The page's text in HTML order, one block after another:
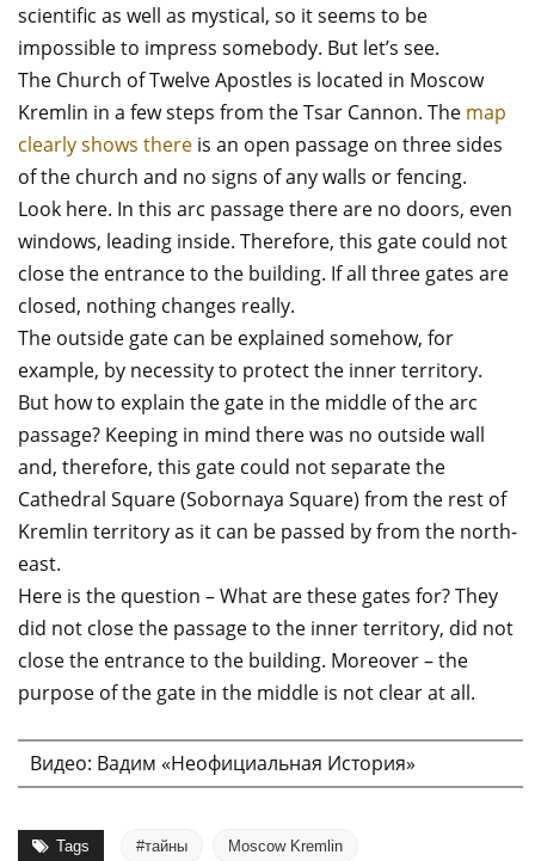
scientific as well as mystical, so it seems to be
impossible to impress somebody. But let’s see.
The Church of Twelve Apostles is located in Moscow
Kremlin in a few steps from the Tsar Cannon. The map
clearly shows there is an open passage on three sides
of the church and no signs of any walls or fencing.
Look here. In this arc passage there are no doors, even
windows, leading inside. Therefore, this gate could not
close the entrance to the building. If all three gates are
closed, nothing changes really.
The outside gate can be explained somehow, for
example, by necessity to protect the inner territory.
But how to explain the gate in the middle of the arc
passage? Keeping in mind there was no outside wall
and, therefore, this gate could not separate the
Cathedral Square (Sobornaya Square) from the rest of
Kremlin territory as it can be passed by from the north-
east.
Here is the question – What are these gates for? They
did not close the passage to the inner territory, did not
close the entrance to the building. Moreover – the
purpose of the gate in the middle is not clear at all.
Видео: Вадим «Неофициальная История»
Tags #тайны Moscow Kremlin